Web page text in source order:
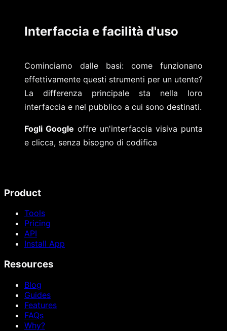
Interfaccia e facilità d'uso
Cominciamo dalle basi: come funzionano
effettivamente questi strumenti per un utente?
La differenza principale sta nella loro
interfaccia e nel pubblico a cui sono destinati.
Fogli Google offre un'interfaccia visiva punta
e clicca, senza bisogno di codifica
Product
Tools
Pricing
API
Install App
Resources
Blog
Guides
Features
FAQs
Why?